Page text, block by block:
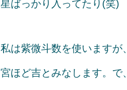
星ばっかり入ってたり(笑)
私は紫微斗数を使いますが
宮ほど吉とみなします。